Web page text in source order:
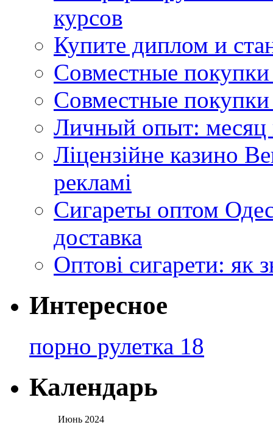
курсов
Купите диплом и
Совместные
Совместные покупки
Личный опыт: месяц
Ліцензійне казино
рекламі
Сигареты оптом
доставка
Оптові сигарети: як
Интересное
порно рулетка 18
Календарь
Июнь 2024